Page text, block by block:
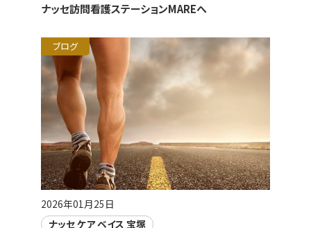
ナッセ訪問看護ステーションMAREへ
ブログ
2026年01月25日
ナッセ ケア ベイス 宝塚